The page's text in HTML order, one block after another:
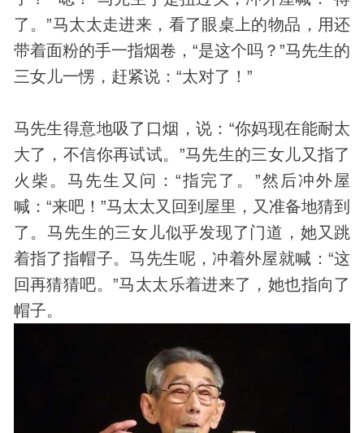
了。”马太太走进来，看了眼桌上的物品，用还
带着面粉的手一指烟卷，“是这个吗？”马先生的
三女儿一愣，赶紧说：“太对了！”
马先生得意地吸了口烟，说：“你妈现在能耐太
大了，不信你再试试。”马先生的三女儿又指了
火柴。马先生又问：“指完了。”然后冲外屋
喊：“来吧！”马太太又回到屋里，又准备地猜到
了。马先生的三女儿似乎发现了门道，她又跳
着指了指帽子。马先生呢，冲着外屋就喊：“这
回再猜猜吧。”马太太乐着进来了，她也指向了
帽子。